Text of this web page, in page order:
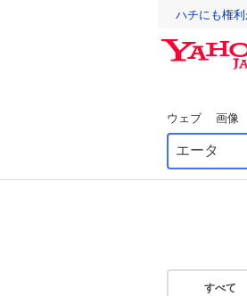
ハチにも権
ウェブ 画像
すべて